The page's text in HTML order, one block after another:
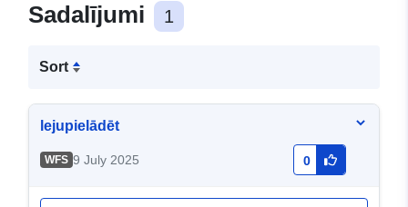
Sadalījumi 1
Sort
lejupielādēt
WFS 9 July 2025 0